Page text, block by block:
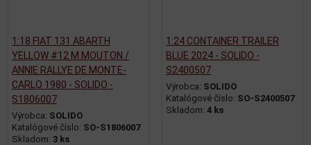
1:18 FIAT 131 ABARTH
YELLOW #12 M.MOUTON /
ANNIE RALLYE DE MONTE-
CARLO 1980 - SOLIDO -
S1806007
Výrobca: SOLIDO
Katalógové číslo: SO-S1806007
Skladom: 3 ks
1:24 CONTAINER TRAILER
BLUE 2024 - SOLIDO -
S2400507
Výrobca: SOLIDO
Katalógové číslo: SO-S2400507
Skladom: 4 ks